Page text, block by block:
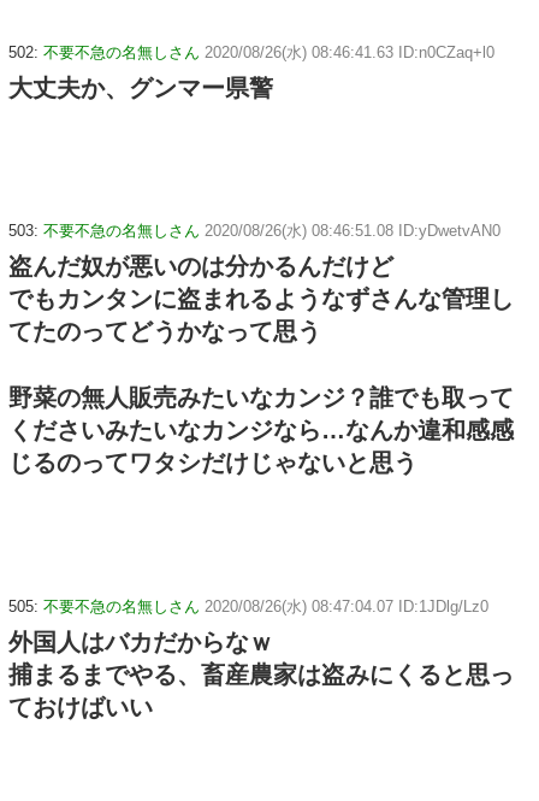
502: 不要不急の名無しさん 2020/08/26(水) 08:46:41.63 ID:n0CZaq+l0
大丈夫か、グンマー県警
503: 不要不急の名無しさん 2020/08/26(水) 08:46:51.08 ID:yDwetvAN0
盗んだ奴が悪いのは分かるんだけど
でもカンタンに盗まれるようなずさんな管理し
てたのってどうかなって思う
野菜の無人販売みたいなカンジ？誰でも取って
くださいみたいなカンジなら…なんか違和感感
じるのってワタシだけじゃないと思う
505: 不要不急の名無しさん 2020/08/26(水) 08:47:04.07 ID:1JDlg/Lz0
外国人はバカだからなｗ
捕まるまでやる、畜産農家は盗みにくると思っ
ておけばいい